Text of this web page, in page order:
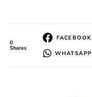
0
Shares
FACEBOOK
WHATSAPP